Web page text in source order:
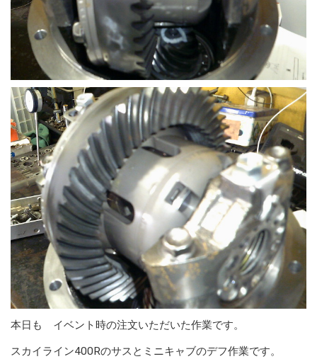
本日も イベント時の注文いただいた作業です。
スカイライン400Rのサスとミニキャブのデフ作業です。